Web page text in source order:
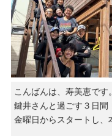
こんばんは、寿美恵です。
鍵井さんと過ごす３日間
金曜日からスタートし、